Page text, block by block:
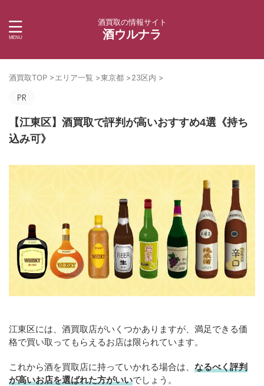
酒買取の情報サイト
酒ウルナラ
酒買取TOP >エリア一覧 >東京都 >23区内 >
【江東区】酒買取で評判が高いおすすめ4選《持ち
込み可》
江東区には、酒買取店がいくつかありますが、満足できる価
格で買い取ってもらえるお店は限られています。
これから酒を買取店に持っていかれる場合は、 なるべく評判
が高いお店を選ばれた方がいいでしょう。